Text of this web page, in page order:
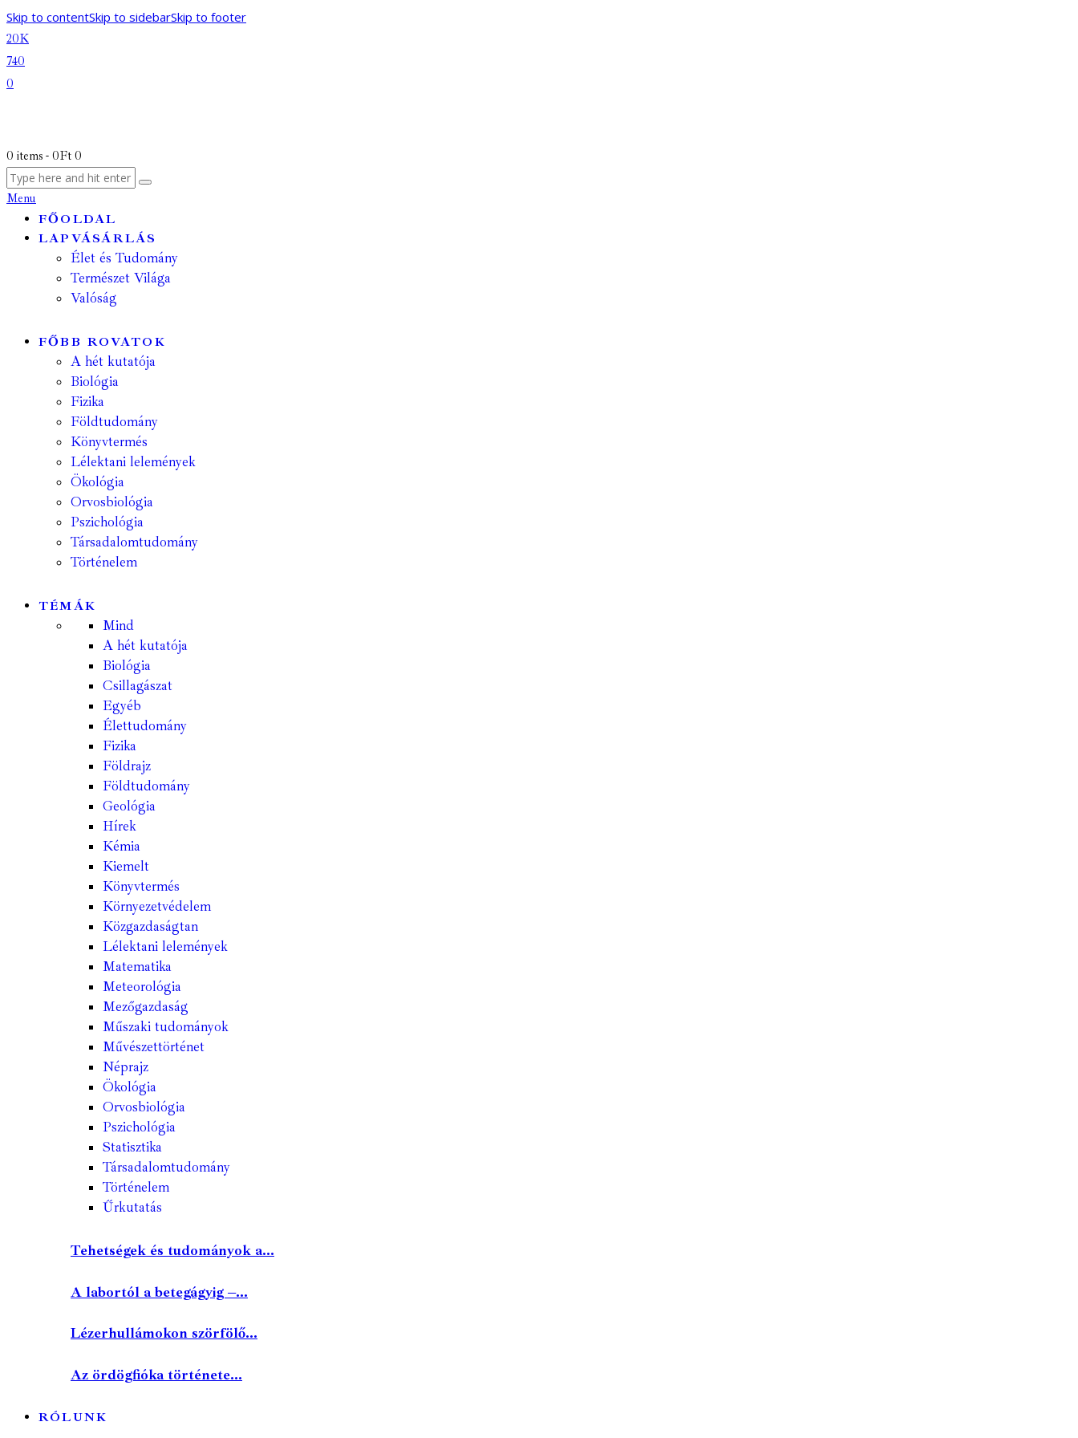
Skip to contentSkip to sidebarSkip to footer
20K
740
0
0 items - 0Ft 0
Menu
FŐOLDAL
LAPVÁSÁRLÁS
Élet és Tudomány
Természet Világa
Valóság
FŐBB ROVATOK
A hét kutatója
Biológia
Fizika
Földtudomány
Könyvtermés
Lélektani lelemények
Ökológia
Orvosbiológia
Pszichológia
Társadalomtudomány
Történelem
TÉMÁK
Mind
A hét kutatója
Biológia
Csillagászat
Egyéb
Élettudomány
Fizika
Földrajz
Földtudomány
Geológia
Hírek
Kémia
Kiemelt
Könyvtermés
Környezetvédelem
Közgazdaságtan
Lélektani lelemények
Matematika
Meteorológia
Mezőgazdaság
Műszaki tudományok
Művészettörténet
Néprajz
Ökológia
Orvosbiológia
Pszichológia
Statisztika
Társadalomtudomány
Történelem
Űrkutatás
Tehetségek és tudományok a...
A labortól a betegágyig –...
Lézerhullámokon szörfölő...
Az ördögfióka története...
RÓLUNK